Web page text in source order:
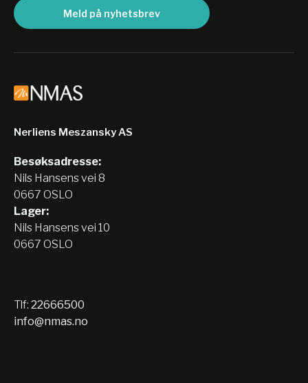
Meld på nyhetsbrev
Nerliens Meszansky AS
Besøksadresse:
Nils Hansens vei 8
0667 OSLO
Lager:
Nils Hansens vei 10
0667 OSLO
Tlf: 22666500
info@nmas.no